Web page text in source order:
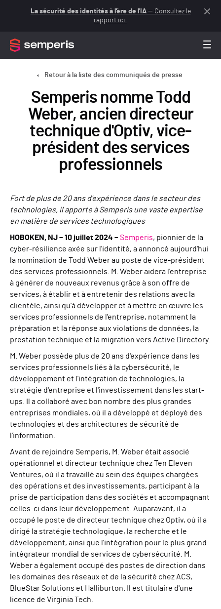
La sécurité des identités à l'ère de l'IA— Consultez le
rapport ici.
Retour à la liste des communiqués de presse
Semperis nomme Todd
Weber, ancien directeur
technique d'Optiv, vice-
président des services
professionnels
Fort de plus de 20 ans d'expérience dans le secteur des
technologies, il apporte à Semperis une vaste expertise
en matière de services technologiques
HOBOKEN, NJ – 10 juillet 2024 –Semperis, pionnier de la
cyber-résilience axée sur l'identité, a annoncé aujourd'hui
la nomination de Todd Weber au poste de vice-président
des services professionnels. M. Weber aidera l'entreprise
à générer de nouveaux revenus grâce à son offre de
services, à établir et à entretenir des relations avec la
clientèle, ainsi qu'à développer et à mettre en œuvre les
services professionnels de l'entreprise, notamment la
préparation et la réponse aux violations de données, la
prestation technique et la migration vers Active Directory.
M. Weber possède plus de 20 ans d'expérience dans les
services professionnels liés à la cybersécurité, le
développement et l'intégration de technologies, la
stratégie d'entreprise et l'investissement dans les start-
ups. Il a collaboré avec bon nombre des plus grandes
entreprises mondiales, où il a développé et déployé des
technologies et des architectures de sécurité de
l'information.
Avant de rejoindre Semperis, M. Weber était associé
opérationnel et directeur technique chez Ten Eleven
Ventures, où il a travaillé au sein des équipes chargées
des opérations et des investissements, participant à la
prise de participation dans des sociétés et accompagnant
celles-ci dans leur développement. Auparavant, il a
occupé le poste de directeur technique chez Optiv, où il a
dirigé la stratégie technologique, la recherche et le
développement, ainsi que l'intégration pour le plus grand
intégrateur mondial de services de cybersécurité. M.
Weber a également occupé des postes de direction dans
les domaines des réseaux et de la sécurité chez ACS,
BlueStar Solutions et Halliburton. Il est titulaire d'une
licence de Virginia Tech.